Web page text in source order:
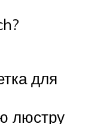
для
люстру